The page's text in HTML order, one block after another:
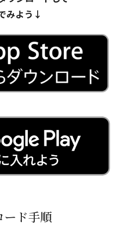
みよう↓
ード手順